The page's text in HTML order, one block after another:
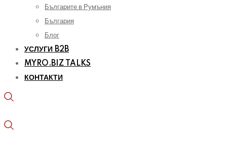
Българите в Румъния
България
Блог
УСЛУГИ B2B
MYRO.BIZ TALKS
КОНТАКТИ